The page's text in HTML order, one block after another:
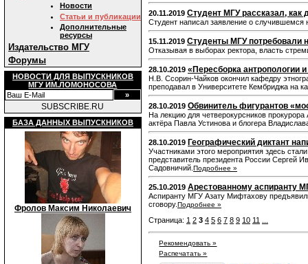
Новости
Статьи и публикации
Дополнительные
ресурсы
Издательство МГУ
Форумы
НОВОСТИ ДЛЯ ВЫПУСКНИКОВ
МГУ ИМ.ЛОМОНОСОВА
SUBSCRIBE.RU
БАЗА ДАННЫХ ВЫПУСКНИКОВ
Фролов Максим Николаевич
20.11.2019 Студент МГУ рассказал, как
Студент написал заявление о
15.11.2019 Студенты МГУ потребовали
Отказывая в выборах ректора, власть
28.10.2019 «Пересборка антропологии
Н.В. Ссорин-Чайков окончил кафедру
преподавал в Университете Кембриджа на
28.10.2019 Обвинитель фигурантов
На лекцию для четверокурсников
актёра Павла Устинова и блогера
28.10.2019 Географический диктант
Участниками этого мероприятия здесь
представитель президента России Сергей
Садовничий. Подробнее »
25.10.2019 Арестованному аспиранту
Аспиранту МГУ Азату Мифтахову
сговору.Подробнее »
Страница: 1 2 3 4 5 6 7 8 9 10 11
Рекомендовать »
Распечатать »